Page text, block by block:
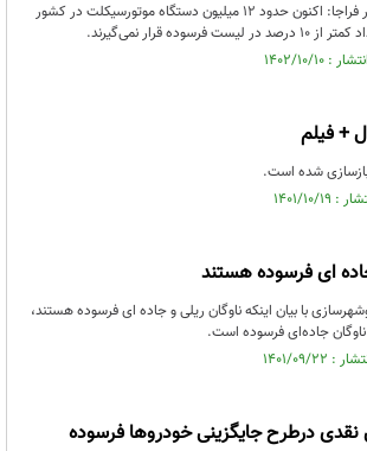
جانشین رئیس پلیس راهور فراجا: اکنون حدود ۱۲ میلیون دستگاه موتورسیکلت در کشور
قرار نمی‌گیرند.
+ فیلم
شده است.
با بیان اینکه ناوگان ریلی و جاده ای فرسوده هستند،
درطرح جایگزینی خودروها فرسوده